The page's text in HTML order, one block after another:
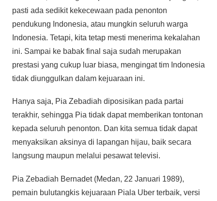
pasti ada sedikit kekecewaan pada penonton
pendukung Indonesia, atau mungkin seluruh warga
Indonesia. Tetapi, kita tetap mesti menerima kekalahan
ini. Sampai ke babak final saja sudah merupakan
prestasi yang cukup luar biasa, mengingat tim Indonesia
tidak diunggulkan dalam kejuaraan ini.
Hanya saja, Pia Zebadiah diposisikan pada partai
terakhir, sehingga Pia tidak dapat memberikan tontonan
kepada seluruh penonton. Dan kita semua tidak dapat
menyaksikan aksinya di lapangan hijau, baik secara
langsung maupun melalui pesawat televisi.
Pia Zebadiah Bernadet (Medan, 22 Januari 1989),
pemain bulutangkis kejuaraan Piala Uber terbaik, versi